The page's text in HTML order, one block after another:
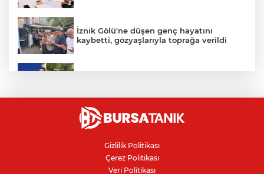
İznik Gölü'ne düşen genç hayatını
kaybetti, gözyaşlarıyla toprağa verildi
Bursa'da vatandaşa zorla hesap açtırıp
kara para aklayan çeteye operasyon
Benzine bu gece 1 TL 43 kuruş zam
Gizlilik Politikası
Çerez Politikası
Veri Politikası